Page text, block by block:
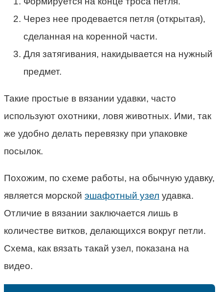
Через нее продевается петля (открытая),
сделанная на коренной части.
Для затягивания, накидывается на нужный
предмет.
Такие простые в вязании удавки, часто
используют охотники, ловя животных. Ими, так
же удобно делать перевязку при упаковке
посылок.
Похожим, по схеме работы, на обычную удавку,
является морской эшафотный узел удавка.
Отличие в вязании заключается лишь в
количестве витков, делающихся вокруг петли.
Схема, как вязать такай узел, показана на
видео.